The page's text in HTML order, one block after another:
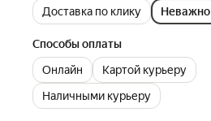
Доставка по клику
Неважно
Способы оплаты
Онлайн
Картой курьеру
Наличными курьеру